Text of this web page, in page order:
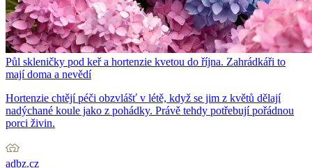
Půl skleničky pod keř a hortenzie kvetou do října. Zahrádkáři to
mají doma a nevědí
Hortenzie chtějí péči obzvlášť v létě, když se jim z květů dělají
nadýchané koule jako z pohádky. Právě tehdy potřebují pořádnou
porci živin.
adbz.cz